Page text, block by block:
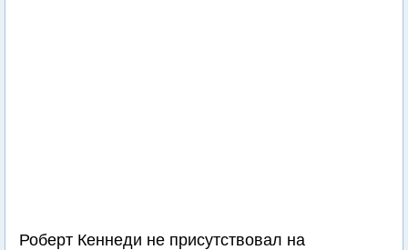
Роберт Кеннеди не присутствовал на